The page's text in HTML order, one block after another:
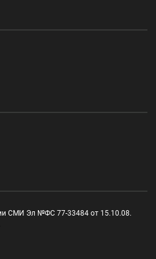
СМИ Эл №ФС 77-33484 от 15.10.08.